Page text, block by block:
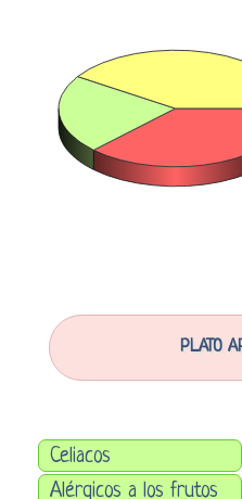
PLATO
Celiacos
Alérgicos a los frutos